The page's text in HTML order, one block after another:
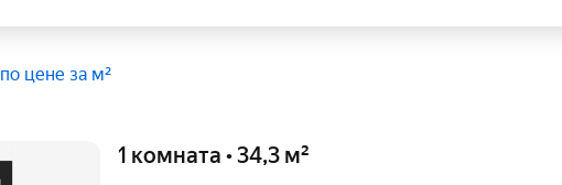
по цене за м²
1 комната • 34,3 м²